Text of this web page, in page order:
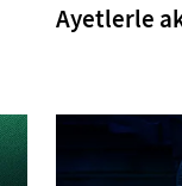
Ayetlerle